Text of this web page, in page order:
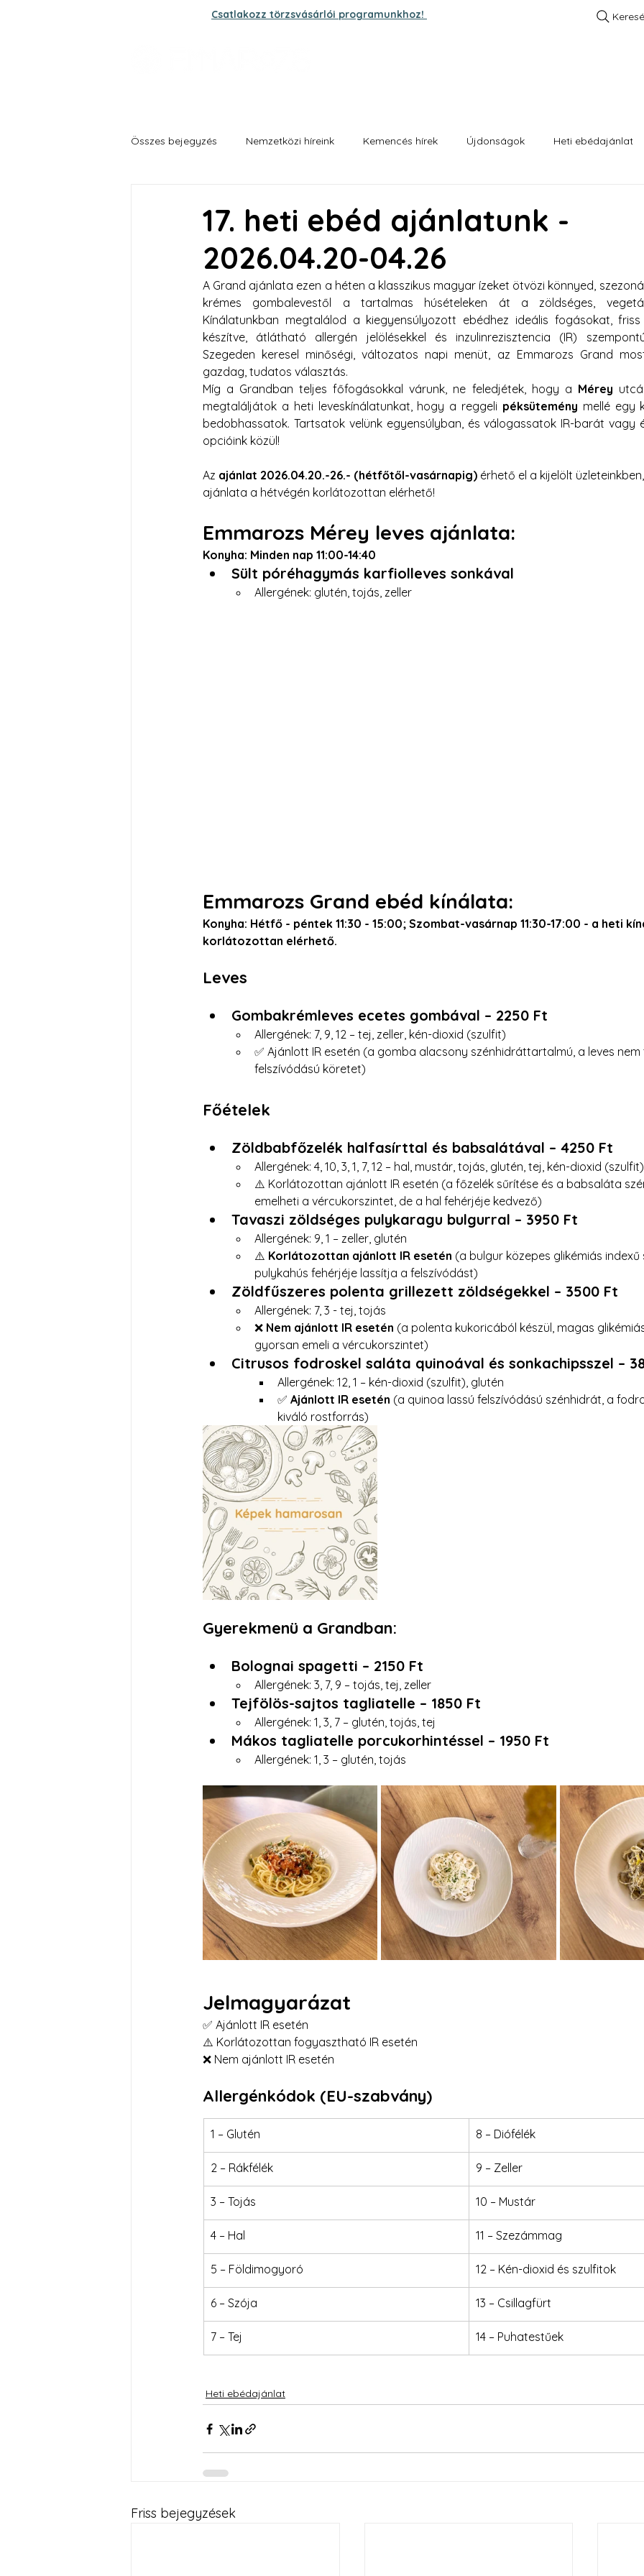
Csatlakozz törzsvásárlói programunkhoz!
Összes bejegyzés Nemzetközi híreink Kemencés hírek Újdonságok Heti ebédajánlat
17. heti ebéd ajánlatunk -
2026.04.20-04.26
A Grand ajánlata ezen a héten a klasszikus magyar ízeket ötvözi könnyed,
krémes gombalevestől a tartalmas húsételeken át a zöldséges,
Kínálatunkban megtalálod a kiegyensúlyozott ebédhez ideális fogásokat,
készítve, átlátható allergén jelölésekkel és inzulinrezisztencia (IR)
Szegeden keresel minőségi, változatos napi menüt, az Emmarozs Grand
gazdag, tudatos választás.
Míg a Grandban teljes főfogásokkal várunk, ne feledjétek, hogy a Mérey
megtaláljátok a heti leveskínálatunkat, hogy a reggeli péksütemény mellé egy
bedobhassatok. Tartsatok velünk egyensúlyban, és válogassatok IR-barát vagy
opcióink közül!
Az ajánlat 2026.04.20.-26.- (hétfőtől-vasárnapig) érhető el a kijelölt
ajánlata a hétvégén korlátozottan elérhető!
Emmarozs Mérey leves ajánlata:
Konyha: Minden nap 11:00-14:40
Sült póréhagymás karfiolleves sonkával
Allergének: glutén, tojás, zeller
Emmarozs Grand ebéd kínálata:
Konyha: Hétfő - péntek 11:30 - 15:00; Szombat-vasárnap 11:30-17:00 - a heti
korlátozottan elérhető.
Leves
Gombakrémleves ecetes gombával – 2250 Ft
Allergének: 7, 9, 12 – tej, zeller, kén-dioxid (szulfit)
✅ Ajánlott IR esetén (a gomba alacsony szénhidráttartalmú, a leves
felszívódású köretet)
Főételek
Zöldbabfőzelék halfasírttal és babsalátával – 4250 Ft
Allergének: 4, 10, 3, 1, 7, 12 – hal, mustár, tojás, glutén, tej, kén-dioxid (szulfit)
⚠️ Korlátozottan ajánlott IR esetén (a főzelék sűrítése és a babsaláta
emelheti a vércukorszintet, de a hal fehérjéje kedvező)
Tavaszi zöldséges pulykaragu bulgurral – 3950 Ft
Allergének: 9, 1 – zeller, glutén
⚠️ Korlátozottan ajánlott IR esetén (a bulgur közepes glikémiás
pulykahús fehérjéje lassítja a felszívódást)
Zöldfűszeres polenta grillezett zöldségekkel – 3500 Ft
Allergének: 7, 3 - tej, tojás
❌ Nem ajánlott IR esetén (a polenta kukoricából készül, magas
gyorsan emeli a vércukorszintet)
Citrusos fodroskel saláta quinoával és sonkachipsszel –
Allergének: 12, 1 – kén-dioxid (szulfit), glutén
✅ Ajánlott IR esetén (a quinoa lassú felszívódású szénhidrát, a
kiváló rostforrás)
Gyerekmenü a Grandban:
Bolognai spagetti – 2150 Ft
Allergének: 3, 7, 9 – tojás, tej, zeller
Tejfölös-sajtos tagliatelle – 1850 Ft
Allergének: 1, 3, 7 – glutén, tojás, tej
Mákos tagliatelle porcukorhintéssel – 1950 Ft
Allergének: 1, 3 – glutén, tojás
Jelmagyarázat
✅ Ajánlott IR esetén
⚠️ Korlátozottan fogyasztható IR esetén
❌ Nem ajánlott IR esetén
Allergénkódok (EU-szabvány)
1 – Glutén 8 – Diófélék
2 – Rákfélék 9 – Zeller
3 – Tojás 10 – Mustár
4 – Hal 11 – Szezámmag
5 – Földimogyoró 12 – Kén-dioxid és szulfitok
6 – Szója 13 – Csillagfürt
7 – Tej 14 – Puhatestűek
Heti ebédajánlat
Friss bejegyzések